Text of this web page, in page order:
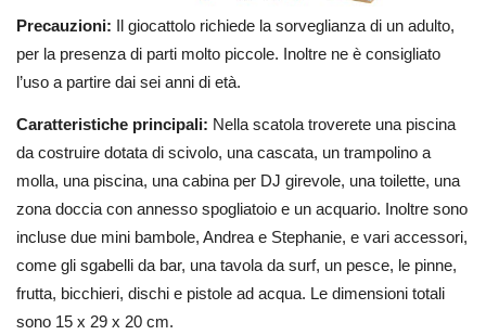
Precauzioni: Il giocattolo richiede la sorveglianza di un adulto,
per la presenza di parti molto piccole. Inoltre ne è consigliato
l’uso a partire dai sei anni di età.
Caratteristiche principali: Nella scatola troverete una piscina
da costruire dotata di scivolo, una cascata, un trampolino a
molla, una piscina, una cabina per DJ girevole, una toilette, una
zona doccia con annesso spogliatoio e un acquario. Inoltre sono
incluse due mini bambole, Andrea e Stephanie, e vari accessori,
come gli sgabelli da bar, una tavola da surf, un pesce, le pinne,
frutta, bicchieri, dischi e pistole ad acqua. Le dimensioni totali
sono 15 x 29 x 20 cm.